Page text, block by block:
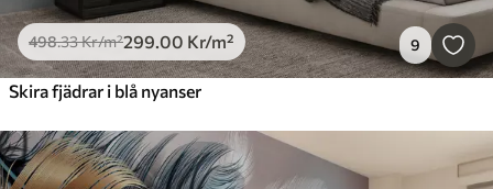
498.33Kr/m²299.00 Kr/m² 9
Skira fjädrar i blå nyanser